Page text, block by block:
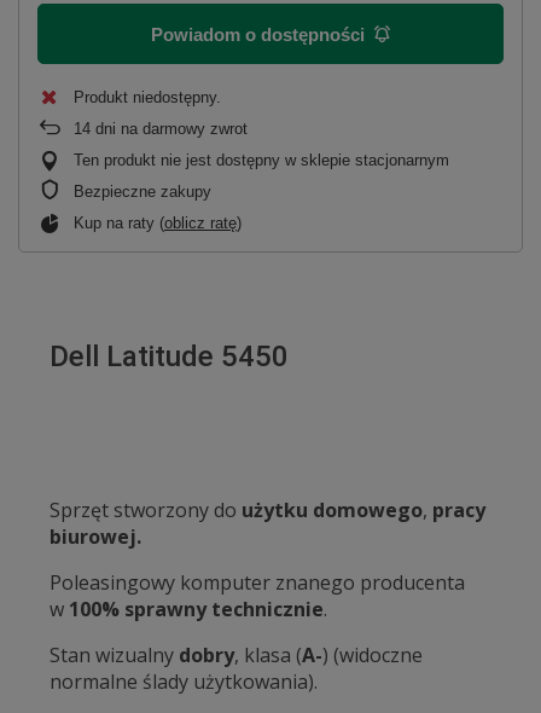
Powiadom o dostępności
Produkt niedostępny
14 dni na darmowy zwrot
Ten produkt nie jest dostępny w sklepie stacjonarnym
Bezpieczne zakupy
Kup na raty (oblicz ratę)
Dell Latitude 5450
Sprzęt stworzony do użytku domowego, pracy
biurowej.
Poleasingowy komputer znanego producenta
w 100% sprawny technicznie.
Stan wizualny dobry, klasa (A-) (widoczne
normalne ślady użytkowania).